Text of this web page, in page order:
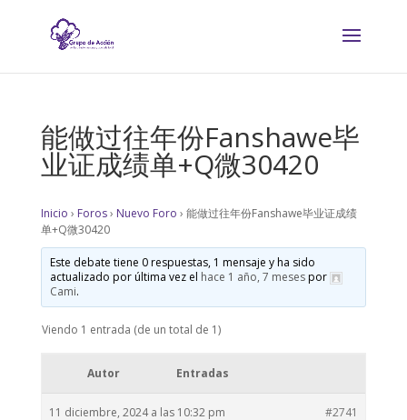
能做过往年份Fanshawe毕
业证成绩单+Q微30420
Inicio › Foros› Nuevo Foro › 能做过往年份Fanshawe毕业证成绩
单+Q微30420
Este debate tiene 0 respuestas, 1 mensaje y ha sido
actualizado por última vez el hace 1 año, 7 mesespor
Cami.
Viendo 1 entrada (de un total de 1)
Autor Entradas
11 diciembre, 2024 a las 10:32 pm #2741